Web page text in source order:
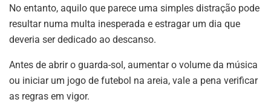
No entanto, aquilo que parece uma simples distração pode
resultar numa multa inesperada e estragar um dia que
deveria ser dedicado ao descanso.
Antes de abrir o guarda-sol, aumentar o volume da música
ou iniciar um jogo de futebol na areia, vale a pena verificar
as regras em vigor.